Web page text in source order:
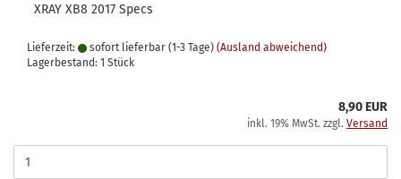
XRAY XB8 2017 Specs
Lieferzeit: sofort lieferbar (1-3 Tage) (Ausland abweichend)
Lagerbestand: 1 Stück
8,90 EUR
inkl. 19% MwSt. zzgl. Versand